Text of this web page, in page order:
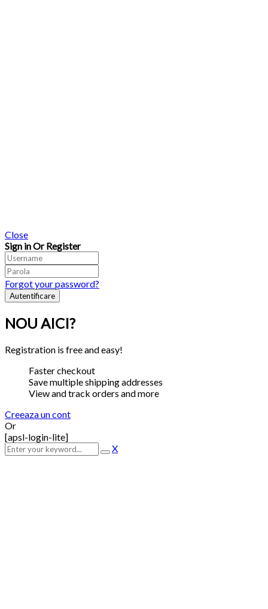
Close
Sign in Or Register
Forgot your password?
NOU AICI?
Registration is free and easy!
Faster checkout
Save multiple shipping addresses
View and track orders and more
Creeaza un cont
Or
[apsl-login-lite]
X